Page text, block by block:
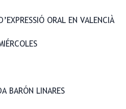
ORAL EN VALENCIÀ
BARÓN LINARES